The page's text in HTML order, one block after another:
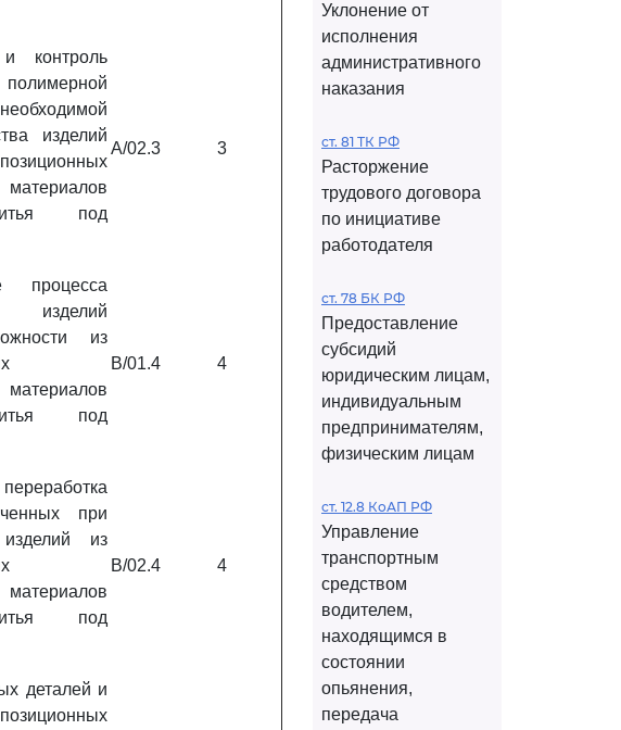
и контроль
изделий
под
A/02.3 3
процесса
изделий
из
под
B/01.4 4
при
изделий из
под
B/02.4 4
деталей и
Уклонение от
исполнения
административного
наказания
ст. 81 ТК РФ
Расторжение
трудового договора
по инициативе
работодателя
ст. 78 БК РФ
Предоставление
субсидий
юридическим лицам,
индивидуальным
предпринимателям,
физическим лицам
ст. 12.8 КоАП РФ
Управление
транспортным
средством
водителем,
находящимся в
состоянии
опьянения,
передача